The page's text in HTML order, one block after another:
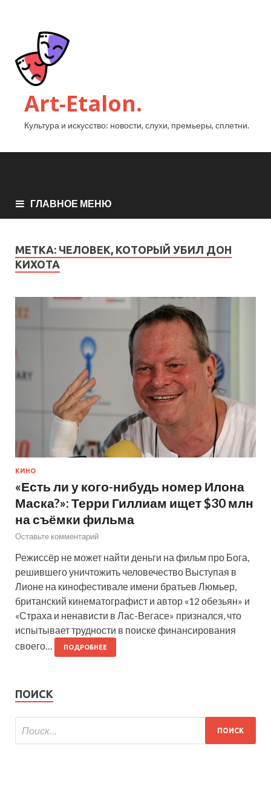
Art-Etalon.
Культура и искусство: новости, слухи, премьеры, сплетни.
ГЛАВНОЕ МЕНЮ
МЕТКА: ЧЕЛОВЕК, КОТОРЫЙ УБИЛ ДОН
КИХОТА
КИНО
«Есть ли у кого-нибудь номер Илона
Маска?»: Терри Гиллиам ищет $30 млн
на съёмки фильма
Оставьте комментарий
Режиссёр не может найти деньги на фильм про Бога,
решившего уничтожить человечество Выступая в
Лионе на кинофестивале имени братьев Люмьер,
британский кинематографист и автор «12 обезьян» и
«Страха и ненависти в Лас-Вегасе» признался, что
испытывает трудности в поиске финансирования
своего…
ПОДРОБНЕЕ
ПОИСК